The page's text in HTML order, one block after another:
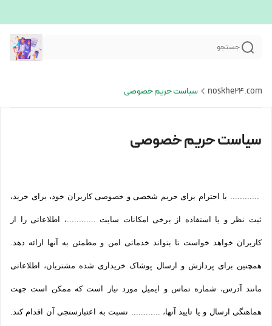
جستجو
noskhe24.com سیاست حریم خصوصی
سیاست حریم خصوصی
............ با احترام برای حریم شخصی و خصوصی کاربران خود، برای خرید،
ثبت نظر و یا استفاده از برخی امکانات سایت ............، اطلاعاتی را از
کاربران خواهد خواست تا بتواند خدماتی امن و مطمئن به آنها ارائه دهد.
همچنین برای پردازش و ارسال پوشاک خریداری شده مشتریان، اطلاعاتی
مانند آدرس، شماره تماس و ایمیل مورد نیاز است که ممکن است جهت
هماهنگی ارسال و یا تایید آنها، ............ نسبت به اعتبارسنجی آن اقدام کند.